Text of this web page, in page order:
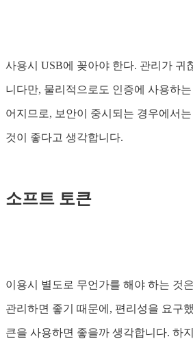
사용시 USB에 꽂아야 한다. 관리가 귀
니다만, 물리적으로도 인증에 사용하
어지므로, 보안이 중시되는 경우에서
것이 좋다고 생각합니다.
소프트 토큰
이용시 별도로 무언가를 해야 하는 것
관리하면 좋기 때문에, 편리성을 요구
큰을 사용하면 좋을까 생각합니다. 하